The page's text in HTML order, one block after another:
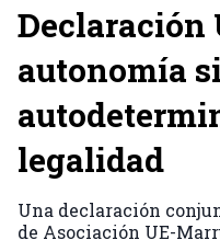
Declaración
autonomía
legalidad
Una declaración
de Asociación UE-